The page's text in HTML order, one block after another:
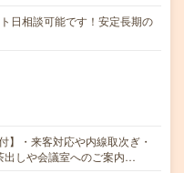
日相談可能です！安定長期の
】・来客対応や内線取次ぎ・
出しや会議室へのご案内…